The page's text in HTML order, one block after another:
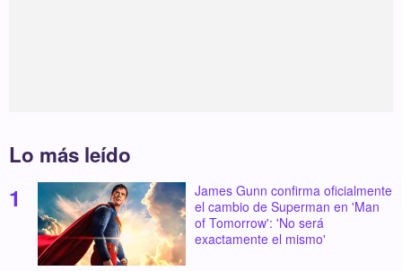
Lo más leído
James Gunn confirma oficialmente
el cambio de Superman en 'Man
of Tomorrow': 'No será
exactamente el mismo'